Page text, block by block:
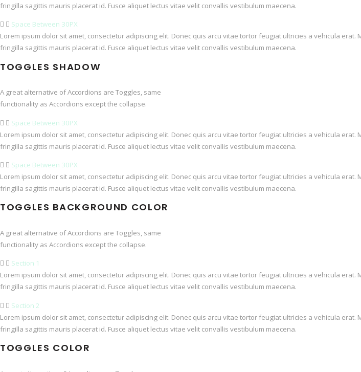
fringilla sagittis mauris placerat id. Fusce aliquet lectus vitae velit convallis vestibulum maecena.
Space Between 30PX
Lorem ipsum dolor sit amet, consectetur adipiscing elit. Donec quis arcu vitae tortor feugiat ultricies a vehicula
fringilla sagittis mauris placerat id. Fusce aliquet lectus vitae velit convallis vestibulum maecena.
TOGGLES SHADOW
A great alternative of Accordions are Toggles, same
functionality as Accordions except the collapse.
Space Between 30PX
Lorem ipsum dolor sit amet, consectetur adipiscing elit. Donec quis arcu vitae tortor feugiat ultricies a vehicula
fringilla sagittis mauris placerat id. Fusce aliquet lectus vitae velit convallis vestibulum maecena.
Space Between 30PX
Lorem ipsum dolor sit amet, consectetur adipiscing elit. Donec quis arcu vitae tortor feugiat ultricies a vehicula
fringilla sagittis mauris placerat id. Fusce aliquet lectus vitae velit convallis vestibulum maecena.
TOGGLES BACKGROUND COLOR
A great alternative of Accordions are Toggles, same
functionality as Accordions except the collapse.
Section 1
Lorem ipsum dolor sit amet, consectetur adipiscing elit. Donec quis arcu vitae tortor feugiat ultricies a vehicula
fringilla sagittis mauris placerat id. Fusce aliquet lectus vitae velit convallis vestibulum maecena.
Section 2
Lorem ipsum dolor sit amet, consectetur adipiscing elit. Donec quis arcu vitae tortor feugiat ultricies a vehicula erat.
fringilla sagittis mauris placerat id. Fusce aliquet lectus vitae velit convallis vestibulum maecena.
TOGGLES COLOR